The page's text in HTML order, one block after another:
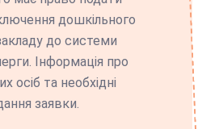
дошкільного
до системи
Інформація про
осіб та необхідні
заявки.